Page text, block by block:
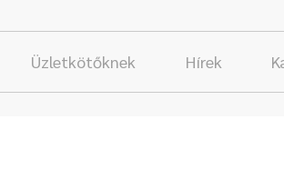
Üzletkötőknek Hírek